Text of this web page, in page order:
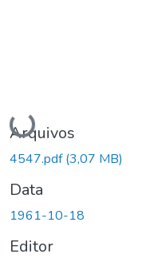
Carregando...
Arquivos
4547.pdf(3,07 MB)
Data
1961-10-18
Editor